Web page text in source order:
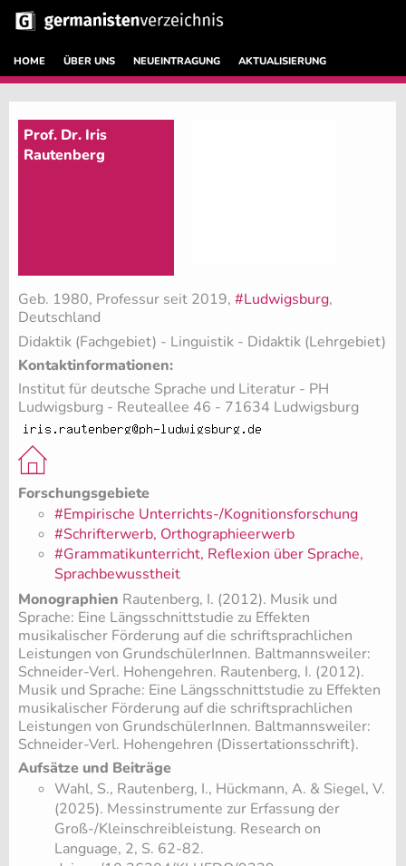
HOME ÜBER UNS NEUEINTRAGUNG AKTUALISIERUNG
Prof. Dr. Iris
Rautenberg
Geb. 1980, Professur seit 2019, #Ludwigsburg,
Deutschland
Didaktik (Fachgebiet) - Linguistik - Didaktik (Lehrgebiet)
Kontaktinformationen:
Institut für deutsche Sprache und Literatur - PH
Ludwigsburg - Reuteallee 46 - 71634 Ludwigsburg
Forschungsgebiete
#Empirische Unterrichts-/Kognitionsforschung
#Schrifterwerb, Orthographieerwerb
#Grammatikunterricht, Reflexion über Sprache,
Sprachbewusstheit
Monographien Rautenberg, I. (2012). Musik und
Sprache: Eine Längsschnittstudie zu Effekten
musikalischer Förderung auf die schriftsprachlichen
Leistungen von GrundschülerInnen. Baltmannsweiler:
Schneider-Verl. Hohengehren. Rautenberg, I. (2012).
Musik und Sprache: Eine Längsschnittstudie zu Effekten
musikalischer Förderung auf die schriftsprachlichen
Leistungen von GrundschülerInnen. Baltmannsweiler:
Schneider-Verl. Hohengehren (Dissertationsschrift).
Aufsätze und Beiträge
Wahl, S., Rautenberg, I., Hückmann, A. & Siegel, V.
(2025). Messinstrumente zur Erfassung der
Groß-/Kleinschreibleistung. Research on
Language, 2, S. 62-82.